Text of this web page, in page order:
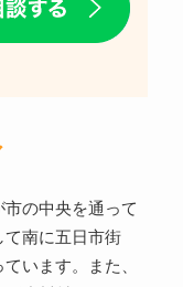
の中央を通って
て南に五日市街
います。また、